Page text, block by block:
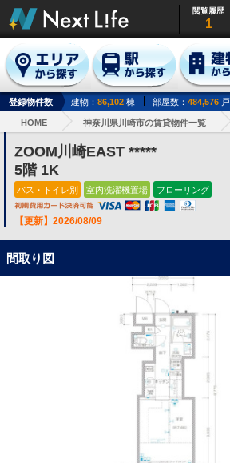
閲覧履歴
1
登録物件数 建物： 86,102 棟 部屋数： 484,576 戸
HOME 神奈川県川崎市の賃貸物件一覧
ZOOM川崎EAST *****
5階 1K
バス・トイレ別 室内洗濯機置場 フローリング
【更新】2026/08/09
間取り図